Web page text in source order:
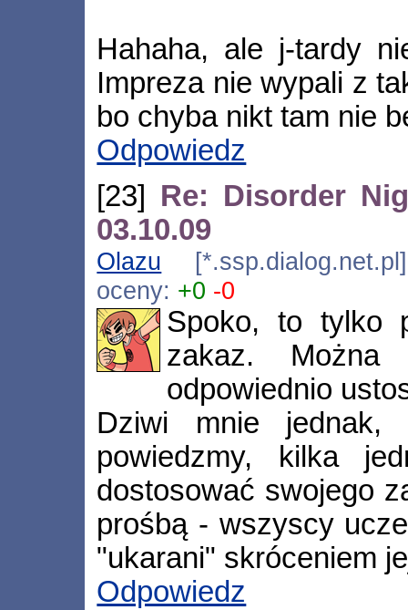
Hahaha, ale j-tardy
Impreza nie wypali z
bo chyba nikt tam nie
Odpowiedz
[23] Re: Disorder
03.10.09
Olazu
oceny: +0 -0
Spoko, to tylko
zakaz.
odpowiednio
Dziwi mnie
powiedzmy, kilka
dostosować swojego
prośbą - wszyscy
"ukarani" skróceniem
Odpowiedz